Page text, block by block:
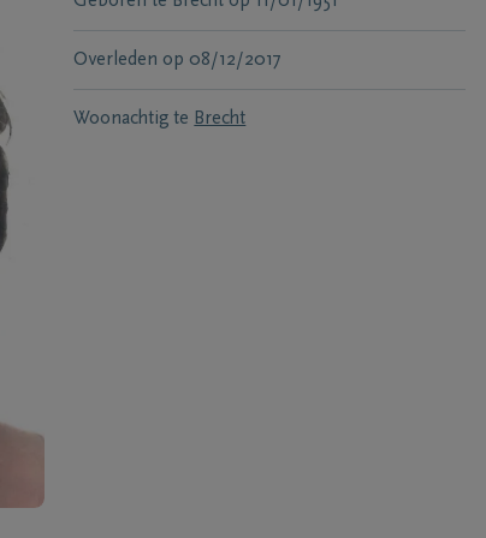
Overleden op 08/12/2017
Woonachtig te Brecht